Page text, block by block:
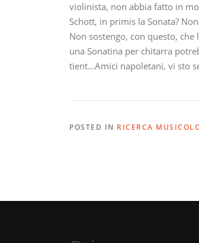
violinista, non abbia fatto in
Schott, in primis la Sonata?
Non sostengo, con questo,
una Sonatina per chitarra
tient…Amici napoletani, vi sto
POSTED IN RICERCA